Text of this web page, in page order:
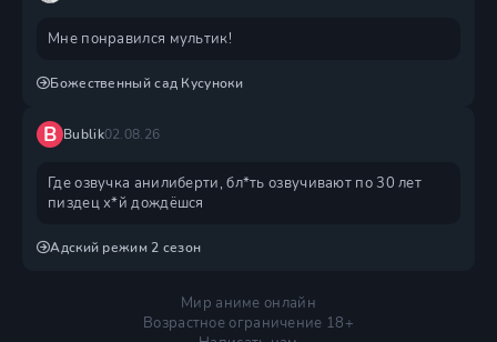
Мне понравился мультик!
Божественный сад Кусуноки
B Bublik02.08.26
Где озвучка анилиберти, бл*ть озвучивают по 30 лет
пиздец х*й дождëшся
Адский режим 2 сезон
Мир аниме онлайн
Возрастное ограничение 18+